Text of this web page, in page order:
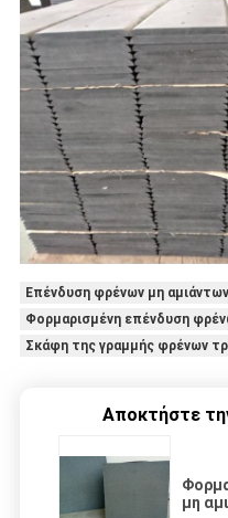
Επένδυση φρένων μη
Φορμαρισμένη επένδυση
Σκάφη της γραμμής φρένων
Αποκτήστε
μη